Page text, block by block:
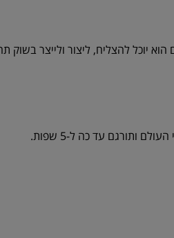
יוכל להצליח, ליצור ולייצר